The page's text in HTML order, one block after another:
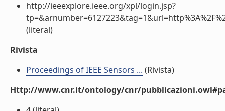
http://ieeexplore.ieee.org/xpl/login.jsp?
(literal)
Rivista
Proceedings of IEEE Sensors ... (Rivista)
Http://www.cnr.it/ontology/cnr/